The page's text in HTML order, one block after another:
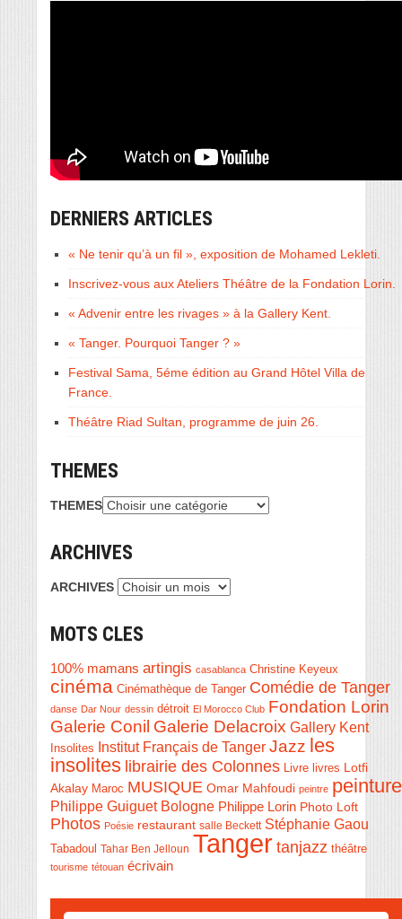
DERNIERS ARTICLES
« Ne tenir qu’à un fil », exposition de Mohamed Lekleti.
Inscrivez-vous aux Ateliers Théâtre de la Fondation Lorin.
« Advenir entre les rivages » à la Gallery Kent.
« Tanger. Pourquoi Tanger ? »
Festival Sama, 5éme édition au Grand Hôtel Villa de
France.
Théâtre Riad Sultan, programme de juin 26.
THEMES
THEMES
ARCHIVES
ARCHIVES
MOTS CLES
100% mamans artingis casablanca Christine Keyeux
cinéma Cinémathèque de Tanger Comédie de Tanger
danse Dar Nour dessin détroit El Morocco Club Fondation Lorin
Galerie Conil Galerie Delacroix Gallery Kent
Insolites Institut Français de Tanger Jazz les
insolites librairie des Colonnes Livre livres Lotfi
Akalay Maroc MUSIQUE Omar Mahfoudi peintre peinture
Philippe Guiguet Bologne Philippe Lorin Photo Loft
Photos Poésie restaurant salle Beckett Stéphanie Gaou
Tabadoul Tahar Ben Jelloun Tanger tanjazz théâtre
tourisme tétouan écrivain